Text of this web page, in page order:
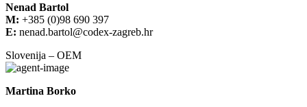
Nenad Bartol
M: +385 (0)98 690 397
E: nenad.bartol@codex-zagreb.hr
Slovenija – OEM
Martina Borko